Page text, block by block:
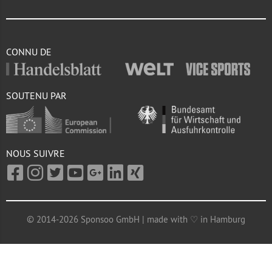
CONNU DE
SOUTENU PAR
NOUS SUIVRE
© 2014-2026 Sponsoo GmbH | made with ♡ in Hamburg